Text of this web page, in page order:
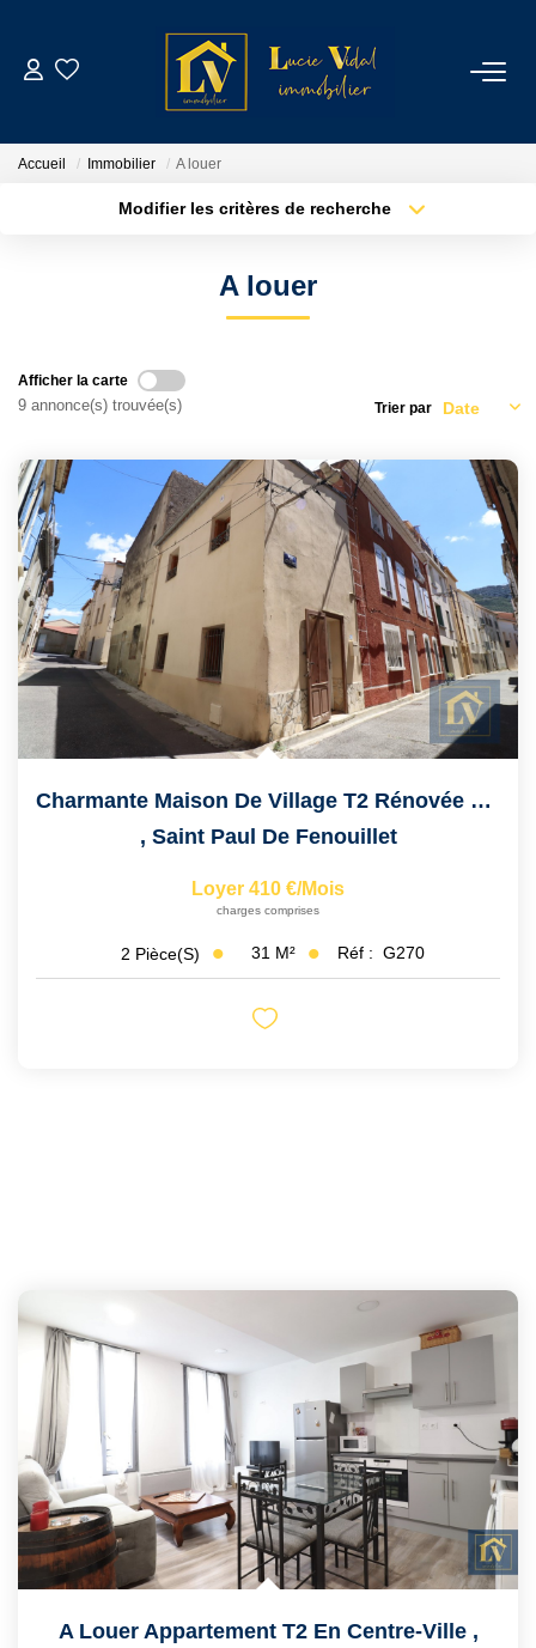
NOTRE AGENCE
Qui Sommes Nous ?
Notre Équipe
VENDUS/LOUÉS
EN
Accueil Immobilier A louer
Modifier les critères de recherche
A louer
Afficher la carte
9 annonce(s) trouvée(s) Trier par
Charmante Maison De Village T2 Rénovée En Centre Village
, Saint Paul De Fenouillet
Loyer 410 €/mois
charges comprises
2 Pièce(s) 31 M² Réf : G270
A Louer Appartement T2 En Centre-Ville ,